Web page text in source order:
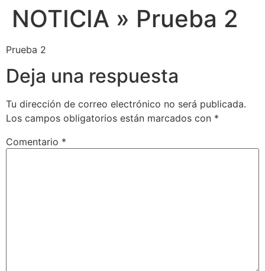
NOTICIA » Prueba 2
Prueba 2
Deja una respuesta
Tu dirección de correo electrónico no será publicada.
Los campos obligatorios están marcados con *
Comentario *